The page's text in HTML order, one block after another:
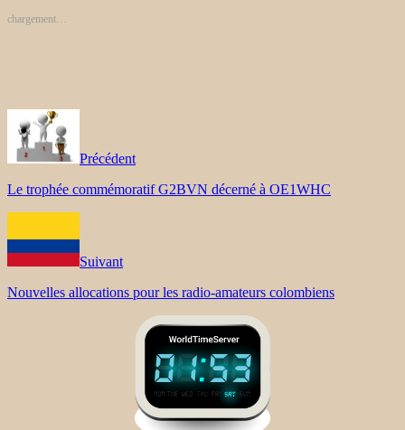
chargement…
Précédent
Le trophée commémoratif G2BVN décerné à OE1WHC
Suivant
Nouvelles allocations pour les radio-amateurs colombiens